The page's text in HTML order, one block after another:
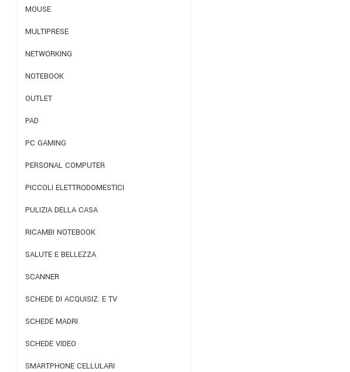
MOUSE
MULTIPRESE
NETWORKING
NOTEBOOK
OUTLET
PAD
PC GAMING
PERSONAL COMPUTER
PICCOLI ELETTRODOMESTICI
PULIZIA DELLA CASA
RICAMBI NOTEBOOK
SALUTE E BELLEZZA
SCANNER
SCHEDE DI ACQUISIZ. E TV
SCHEDE MADRI
SCHEDE VIDEO
SMARTPHONE CELLULARI